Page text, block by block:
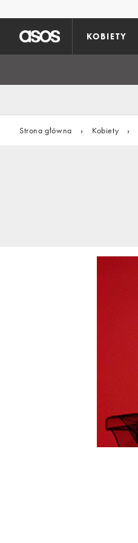
KOBIETY
Strona główna › Kobiety ›